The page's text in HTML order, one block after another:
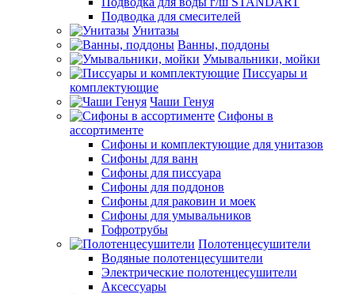
Подводка для смесителей
Унитазы
Ванны, поддоны
Умывальники, мойки
Писсуары и
комплектующие
Чаши Генуя
Сифоны в
ассортименте
Сифоны и комплектующие для унитазов
Сифоны для ванн
Сифоны для писсуара
Сифоны для поддонов
Сифоны для раковин и моек
Сифоны для умывальников
Гофротрубы
Полотенцесушители
Водяные полотенцесушители
Электрические полотенцесушители
Аксессуары